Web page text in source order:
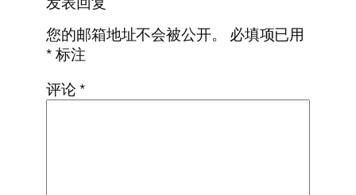
您的邮箱地址不会被公开。
必填项已用
*标注
评论*